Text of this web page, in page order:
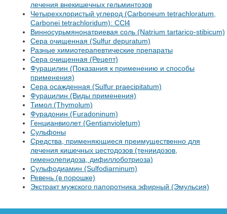
лечения внекишечных гельминтозов
Четыреххлористый углерод (Carboneum tetrachloratum,
Carbonei tetrachloridum): CCl4
Винносурьмянонатриевая соль (Natrium tartarico-stibicum)
Сера очищенная (Sulfur depuratum)
Разные химиотерапевтические препараты
Сера очищенная (Рецепт)
Фурацилин (Показания к применению и способы
применения)
Сера осажденная (Sulfur praecipitatum)
Фурацилин (Виды применения)
Тимол (Thymolum)
Фурадонин (Furadoninum)
Генцианвиолет (Gentianvioletum)
Сульфоны
Средства, применяющиеся преимущественно для
лечения кишечных цестодозов (тениидозов,
гименолепидоза, дифиллоботриоза)
Сульфодиамин (Sulfodiarninum)
Ревень (в порошке)
Экстракт мужского папоротника эфирный (Эмульсия)